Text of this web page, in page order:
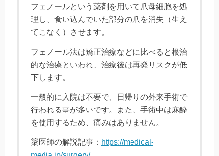
フェノールという薬剤を用いて爪母細胞を処
理し、食い込んでいた部分の爪を消失（生え
てこなく）させます。
フェノール法は矯正治療などに比べると根治
的な治療といわれ、治療後は再発リスクが低
下します。
一般的に入院は不要で、日帰りの外来手術で
行われる事が多いです。また、手術中は麻酔
を使用するため、痛みはありません。
簗医師の解説記事： https://medical-